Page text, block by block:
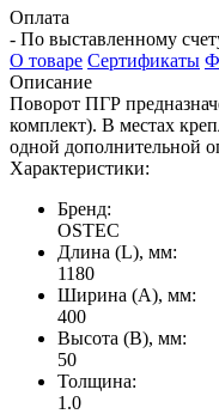
Оплата
- По выставленному
О товаре Сертификаты
Описание
Поворот ПГР
комплект). В местах
одной дополнительной
Характеристики:
Бренд:
OSTEC
Длина (L), мм:
1180
Ширина (А), мм:
400
Высота (В), мм:
50
Толщина:
1.0